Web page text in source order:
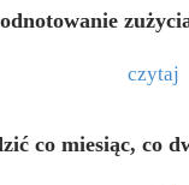
czytaj
co miesiąc, co